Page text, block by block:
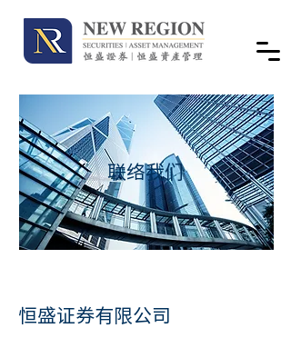
联络我们
恒盛证券有限公司